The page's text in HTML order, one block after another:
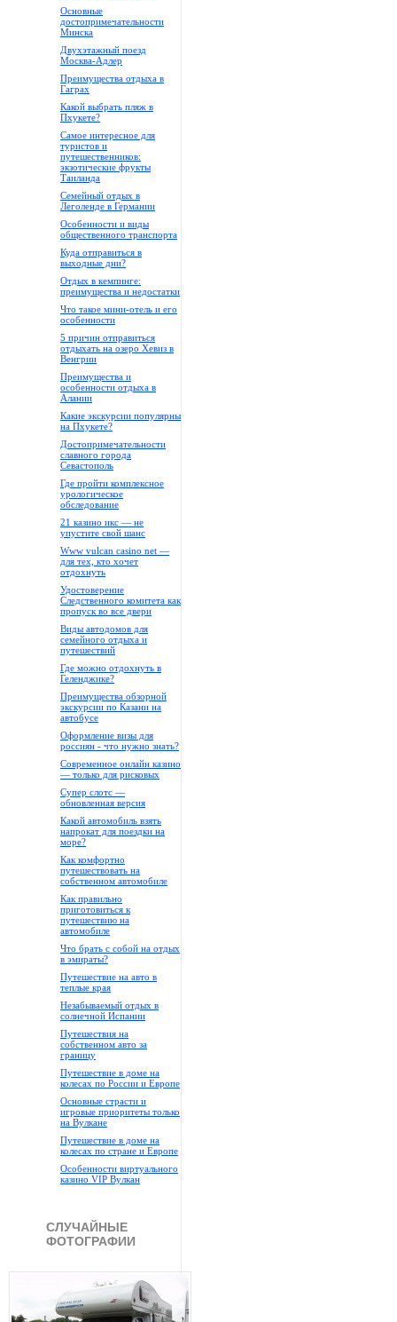
Основные
достопримечательности
Минска
Двухэтажный поезд
Москва-Адлер
Преимущества отдыха в
Гаграх
Какой выбрать пляж в
Пхукете?
Самое интересное для
туристов и
путешественников:
экзотические фрукты
Таиланда
Семейный отдых в
Леголенде в Германии
Особенности и виды
общественного транспорта
Куда отправиться в
выходные дни?
Отдых в кемпинге:
преимущества и недостатки
Что такое мини-отель и его
особенности
5 причин отправиться
отдыхать на озеро Хевиз в
Венгрии
Преимущества и
особенности отдыха в
Алании
Какие экскурсии популярны
на Пхукете?
Достопримечательности
славного города
Севастополь
Где пройти комплексное
урологическое
обследование
21 казино икс — не
упустите свой шанс
Www vulcan casino net —
для тех, кто хочет
отдохнуть
Удостоверение
Следственного комитета как
пропуск во все двери
Виды автодомов для
семейного отдыха и
путешествий
Где можно отдохнуть в
Геленджике?
Преимущества обзорной
экскурсии по Казани на
автобусе
Оформление визы для
россиян - что нужно знать?
Современное онлайн казино
— только для рисковых
Супер слотс —
обновленная версия
Какой автомобиль взять
напрокат для поездки на
море?
Как комфортно
путешествовать на
собственном автомобиле
Как правильно
приготовиться к
путешествию на
автомобиле
Что брать с собой на отдых
в эмираты?
Путешествие на авто в
теплые края
Незабываемый отдых в
солнечной Испании
Путешествия на
собственном авто за
границу
Путешествие в доме на
колесах по России и Европе
Основные страсти и
игровые приоритеты только
на Вулкане
Путешествие в доме на
колесах по стране и Европе
Особенности виртуального
казино VIP Вулкан
СЛУЧАЙНЫЕ
ФОТОГРАФИИ